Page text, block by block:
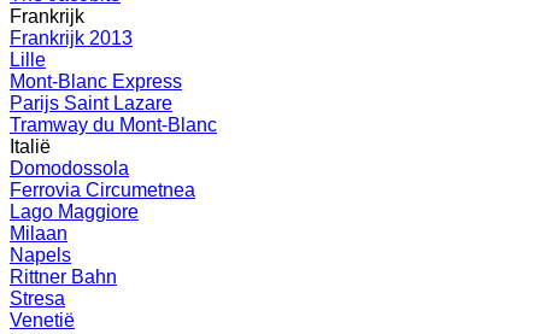
Frankrijk
Frankrijk 2013
Lille
Mont-Blanc Express
Parijs Saint Lazare
Tramway du Mont-Blanc
Italië
Domodossola
Ferrovia Circumetnea
Lago Maggiore
Milaan
Napels
Rittner Bahn
Stresa
Venetië